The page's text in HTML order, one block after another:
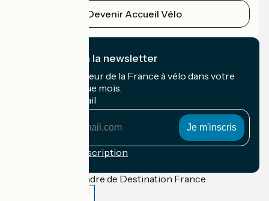
Devenir Accueil Vélo
Je m'abonne à la newsletter
Recevez le meilleur de la France à vélo dans votre
boîte mail chaque mois.
Mon adresse mail
Conditions d'inscription
Financé dans le cadre de Destination France